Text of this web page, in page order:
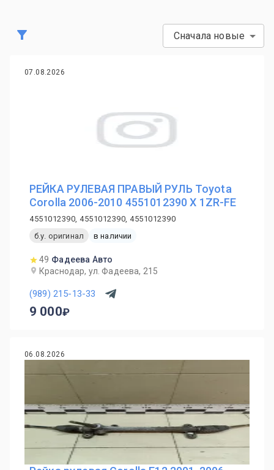
Сначала новые
07.08.2026
РЕЙКА РУЛЕВАЯ ПРАВЫЙ РУЛЬ Toyota
Corolla 2006-2010 4551012390 X 1ZR-FE
4551012390, 4551012390, 4551012390
б.у. оригинал
в наличии
49 Фадеева Авто
Краснодар, ул. Фадеева, 215
(989) 215-13-33
9 000
06.08.2026